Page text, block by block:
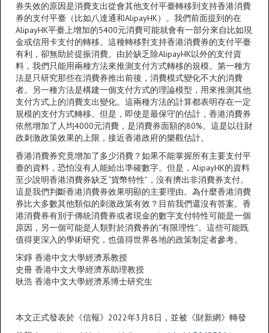
券失效的原因是消費支出從會其他支付平臺轉移到支持香港消費
券的支付平臺（比如八達通和AlipayHK）。我們前面提到的在
AlipayHK平臺上增加的5400元消費可能就會有一部分來自比如現
金或信用卡支付的轉移。這種轉移對支持香港消費券的支付平臺
有利，卻無助於提振消費。由於缺乏除AlipayHK以外的支付資
料，我們只能用兩種方法來推測支付方式轉移的規模。第一種方
法是只研究那些在消費券推出前後，消費模式變化不大的消費
者。另一種方法是構建一個支付方式的理論模型，用來推測其他
支付方式上的消費支出變化。這兩種方法的計算都表明存在一定
規模的支付方式轉移。但是，即使是最保守的估計，香港消費券
依然增加了人均4000元消費，是消費券面額的80%。這是以往財
政刺激政策效果的上限，接近香港政府的樂觀估計。
香港消費券究竟增加了多少消費？如果不能掌握所有主要支付平
臺的資料，恐怕沒有人能給出準確數字。但是，AlipayHK的資料
至少說明香港消費券缺乏“貨幣特性”，沒有擠出非消費券支付。
這是我們判斷香港消費券效果明顯的主要理由。為什麼香港消費
券比大多數其他類似的刺激政策有效？目前我們還沒有答案。香
港消費券有別于傳統消費券或者現金的數字支付特性可能是一個
原因，另一個可能是人類對於消費券的“有限理性”。這些可能既
值得更深入的學術研究，也值得世界各地的政策制定者參考。
宋錚 香港中文大學經濟系教授
史冊 香港中文大學經濟系助理教授
耿浩 香港中文大學經濟系博士研究生
本文正式發表於《信報》2022年3月8日，並被《財新網》轉發